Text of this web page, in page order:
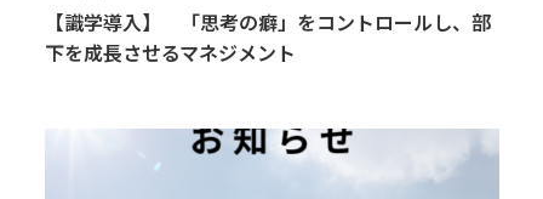
【識学導入】 「思考の癖」をコントロールし、部
下を成長させるマネジメント